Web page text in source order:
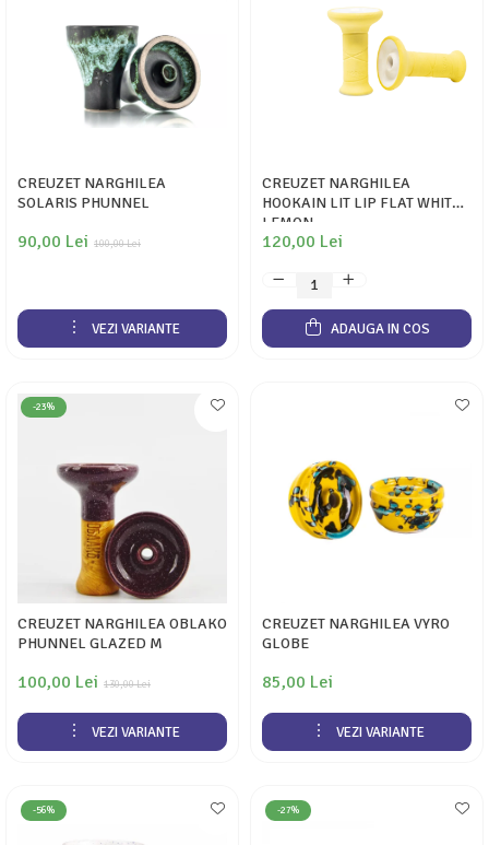
CREUZET NARGHILEA
SOLARIS PHUNNEL
100,00 Lei
90,00 Lei
VEZI VARIANTE
CREUZET NARGHILEA
HOOKAIN LIT LIP FLAT WHITE
LEMON
120,00 Lei
ADAUGA IN COS
-23%
CREUZET NARGHILEA OBLAKO
PHUNNEL GLAZED M
130,00 Lei
100,00 Lei
VEZI VARIANTE
CREUZET NARGHILEA VYRO
GLOBE
85,00 Lei
VEZI VARIANTE
-56% -27%